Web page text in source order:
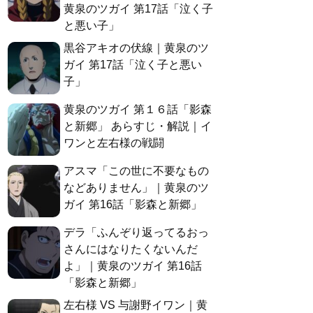
黄泉のツガイ 第17話「泣く子
と悪い子」
黒谷アキオの伏線｜黄泉のツ
ガイ 第17話「泣く子と悪い
子」
黄泉のツガイ 第１６話「影森
と新郷」 あらすじ・解説｜イ
ワンと左右様の戦闘
アスマ「この世に不要なもの
などありません」｜黄泉のツ
ガイ 第16話「影森と新郷」
デラ「ふんぞり返ってるおっ
さんにはなりたくないんだ
よ」｜黄泉のツガイ 第16話
「影森と新郷」
左右様 VS 与謝野イワン｜黄